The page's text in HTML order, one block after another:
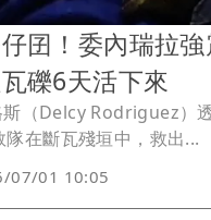
囝！委內瑞拉
礫6天活下來
斯（Delcy Rodriguez）
在斷瓦殘垣中，救出...
07/01 10:05